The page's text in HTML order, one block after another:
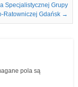
Specjalistycznej Grupy
Ratowniczej Gdańsk →
pola są